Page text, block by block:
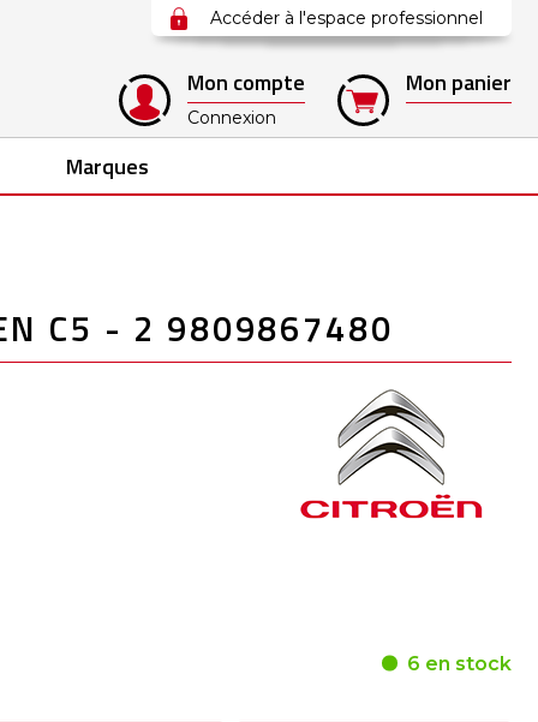
Accéder à l'espace professionnel
Mon compte
Connexion
Mon panier
Marques
C5 - 2 9809867480
6 en stock